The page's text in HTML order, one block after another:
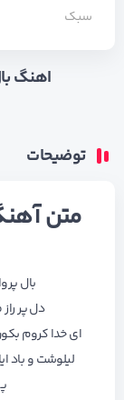
سبک
اهنگ
توضیحات
متن
بال
دل پر
ای خدا کروم
لیلوشت و باد